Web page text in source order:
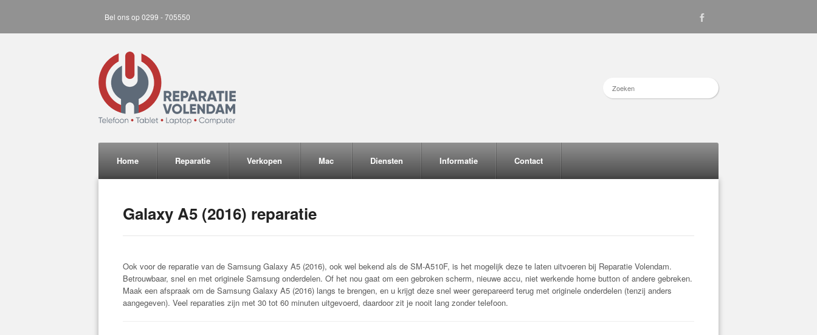
Bel ons op 0299 - 705550
Home Reparatie Verkopen Mac Diensten Informatie Contact
Galaxy A5 (2016) reparatie
Ook voor de reparatie van de Samsung Galaxy A5 (2016), ook wel bekend als de SM-A510F, is het mogelijk deze te laten uitvoeren bij Reparatie Volendam.
Betrouwbaar, snel en met originele Samsung onderdelen. Of het nou gaat om een gebroken scherm, nieuwe accu, niet werkende home button of andere gebreken.
Maak een afspraak om de Samsung Galaxy A5 (2016) langs te brengen, en u krijgt deze snel weer gerepareerd terug met originele onderdelen (tenzij anders
aangegeven). Veel reparaties zijn met 30 tot 60 minuten uitgevoerd, daardoor zit je nooit lang zonder telefoon.